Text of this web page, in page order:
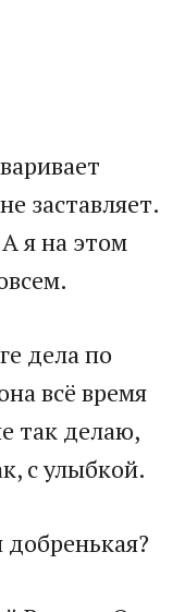
заставляет.
я на этом
дела по
всё время
так делаю,
с улыбкой.​